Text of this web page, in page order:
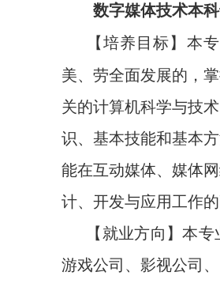
数字媒体技术本
【培养目标】本
美、劳全面发展的，
关的计算机科学与技
识、基本技能和基本
能在互动媒体、媒体
计、开发与应用工作
【就业方向】本
游戏公司、影视公司